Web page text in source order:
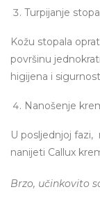
Turpijanje
Kožu stopala
površinu
higijena i
Nanošenje
U posljednjoj
nanijeti Callux
Brzo, učinkovito